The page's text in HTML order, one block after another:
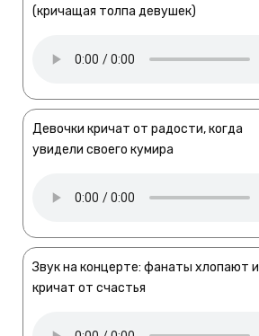
(кричащая толпа девушек)
Девочки кричат от радости, когда
увидели своего кумира
Звук на концерте: фанаты хлопают и
кричат от счастья